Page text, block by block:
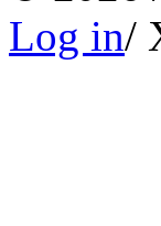
Log in/